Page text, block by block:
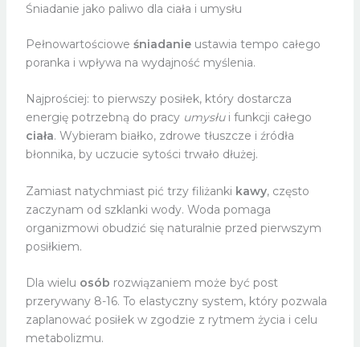
Śniadanie jako paliwo dla ciała i umysłu
Pełnowartościowe śniadanieustawia tempo całego
poranka i wpływa na wydajność myślenia.
Najprościej: to pierwszy posiłek, który dostarcza
energię potrzebną do pracy umysłui funkcji całego
ciała. Wybieram białko, zdrowe tłuszcze i źródła
błonnika, by uczucie sytości trwało dłużej.
Zamiast natychmiast pić trzy filiżanki kawy, często
zaczynam od szklanki wody. Woda pomaga
organizmowi obudzić się naturalnie przed pierwszym
posiłkiem.
Dla wielu osób rozwiązaniem może być post
przerywany 8-16. To elastyczny system, który pozwala
zaplanować posiłek w zgodzie z rytmem życia i celu
metabolizmu.